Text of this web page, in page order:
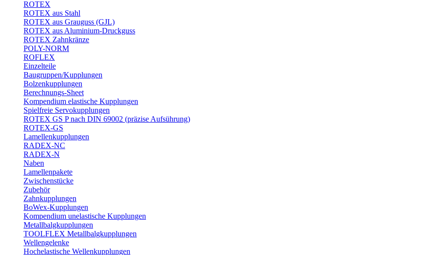
ROTEX
ROTEX aus Stahl
ROTEX aus Grauguss (GJL)
ROTEX aus Aluminium-Druckguss
ROTEX Zahnkränze
POLY-NORM
ROFLEX
Einzelteile
Baugruppen/Kupplungen
Bolzenkupplungen
Berechnungs-Sheet
Kompendium elastische Kupplungen
Spielfreie Servokupplungen
ROTEX GS P nach DIN 69002 (präzise Aufsührung)
ROTEX-GS
Lamellenkupplungen
RADEX-NC
RADEX-N
Naben
Lamellenpakete
Zwischenstücke
Zubehör
Zahnkupplungen
BoWex-Kupplungen
Kompendium unelastische Kupplungen
Metallbalgkupplungen
TOOLFLEX Metallbalgkupplungen
Wellengelenke
Hochelastische Wellenkupplungen